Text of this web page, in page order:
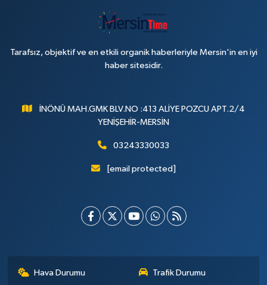
Tarafsız, objektif ve en etkili organik haberleriyle Mersin'in en iyi
haber sitesidir.
İNÖNÜ MAH.GMK BLV.NO :413 ALİYE POZCU APT.2/4
YENİŞEHİR-MERSİN
03243330033
[email protected]
Hava Durumu Trafik Durumu